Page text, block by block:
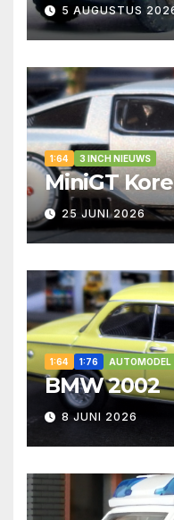
5 AUGUSTUS
1:64 3 INCH NIEUWS
MiniGT
25 JUNI 2026
1:64 1:76 AUTOMODEL
BMW 2002
8 JUNI 2026